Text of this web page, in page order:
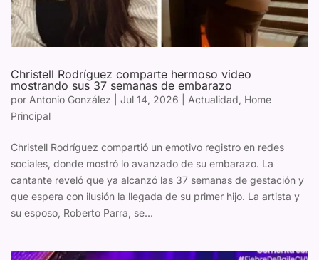
Christell Rodríguez comparte hermoso video
mostrando sus 37 semanas de embarazo
por Antonio González Jul 14, 2026 Actualidad, Home
Principal
Christell Rodríguez compartió un emotivo registro en redes
sociales, donde mostró lo avanzado de su embarazo. La
cantante reveló que ya alcanzó las 37 semanas de gestación y
que espera con ilusión la llegada de su primer hijo. La artista y
su esposo, Roberto Parra, se...